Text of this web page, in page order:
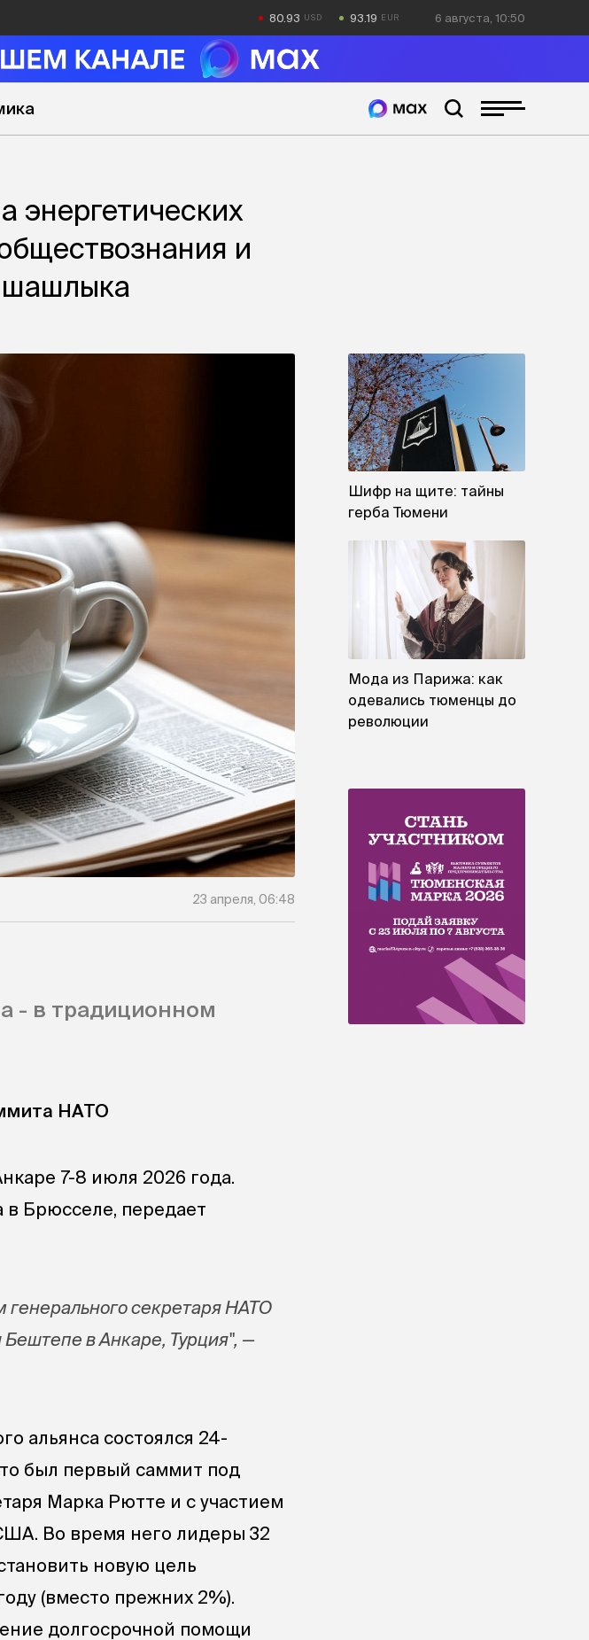
80.93 93.19 6 августа, 10:50
энергетических
и
шашлыка
23 апреля, 06:48
- в традиционном
НАТО
7-8 июля 2026 года.
Брюсселе, передает
генерального секретаря НАТО
в Анкаре, Турция", —
альянса состоялся 24-
был первый саммит под
Марка Рютте и с участием
Во время него лидеры 32
новую цель
(вместо прежних 2%).
долгосрочной помощи
Шифр на щите: тайны
герба Тюмени
Мода из Парижа: как
одевались тюменцы до
революции